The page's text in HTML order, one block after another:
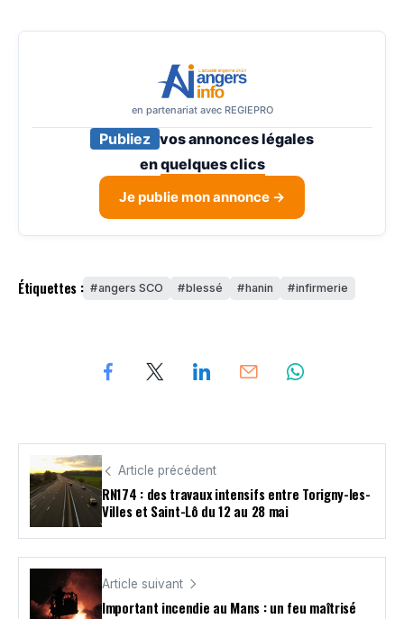
en partenariat avec REGIEPRO
Publiez vos annonces légales
enquelques clics
Je publie mon annonce →
Étiquettes : angers SCO blessé hanin infirmerie
Article précédent
RN174 : des travaux intensifs entre Torigny-les-
Villes et Saint-Lô du 12 au 28 mai
Article suivant
Important incendie au Mans : un feu maîtrisé